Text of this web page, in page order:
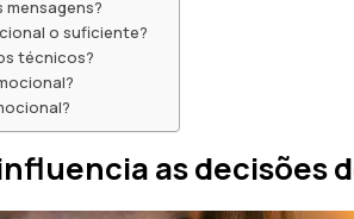
mensagens?
o suficiente?
técnicos?
as decisões